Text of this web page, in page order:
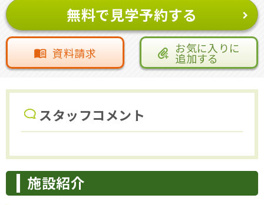
無料で見学予約する
資料請求 お気に入りに
追加する
スタッフコメント
施設紹介